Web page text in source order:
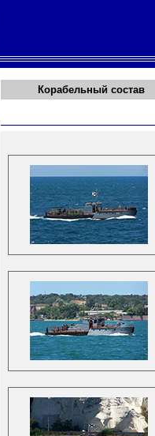
Корабельный состав